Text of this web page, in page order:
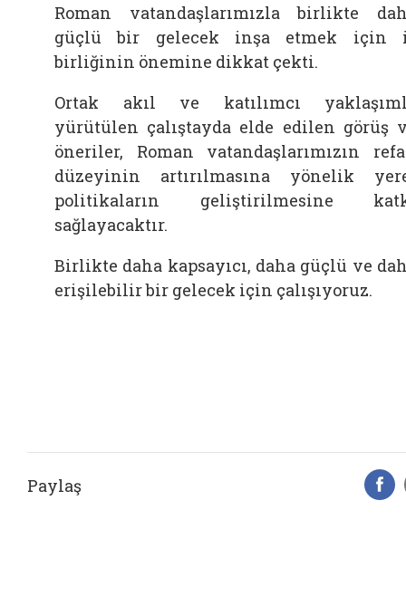
Roman vatandaşlarımızla birlikte
güçlü bir gelecek inşa etmek için
birliğinin önemine dikkat çekti.
Ortak akıl ve katılımcı
yürütülen çalıştayda elde edilen görüş
öneriler, Roman vatandaşlarımızın
düzeyinin artırılmasına yönelik
politikaların geliştirilmesine
sağlayacaktır.
Birlikte daha kapsayıcı, daha güçlü ve
erişilebilir bir gelecek için çalışıyoruz.
Paylaş